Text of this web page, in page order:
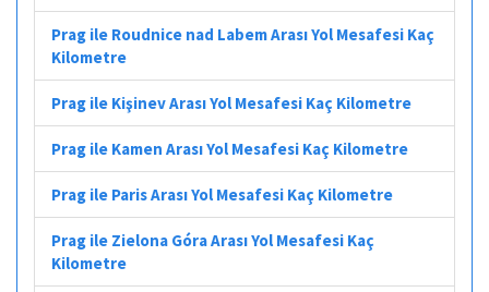
Prag ile Roudnice nad Labem Arası Yol Mesafesi Kaç
Kilometre
Prag ile Kişinev Arası Yol Mesafesi Kaç Kilometre
Prag ile Kamen Arası Yol Mesafesi Kaç Kilometre
Prag ile Paris Arası Yol Mesafesi Kaç Kilometre
Prag ile Zielona Góra Arası Yol Mesafesi Kaç
Kilometre